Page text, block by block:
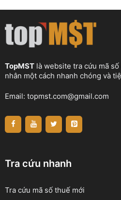
TopMST là website tra cứu mã
nhân một cách nhanh chóng và
Email: topmst.com@gmail.com
Tra cứu nhanh
Tra cứu mã số thuế mới